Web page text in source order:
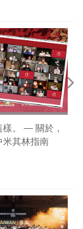
樣。 — 關於，
米其林指南